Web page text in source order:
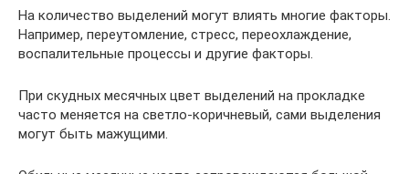
На количество выделений могут влиять многие факторы.
Например, переутомление, стресс, переохлаждение,
воспалительные процессы и другие факторы.
При скудных месячных цвет выделений на прокладке
часто меняется на светло-коричневый, сами выделения
могут быть мажущими.